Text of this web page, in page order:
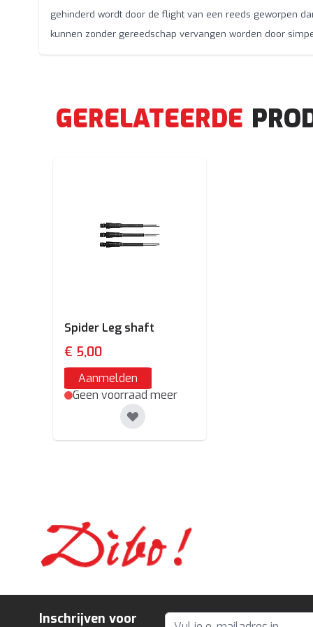
gehinderd wordt door de flight van een reeds geworpen
kunnen zonder gereedschap vervangen worden door
GERELATEERDE
Spider Leg shaft
€ 5,00
Aanmelden
Geen voorraad meer
Inschrijven voor